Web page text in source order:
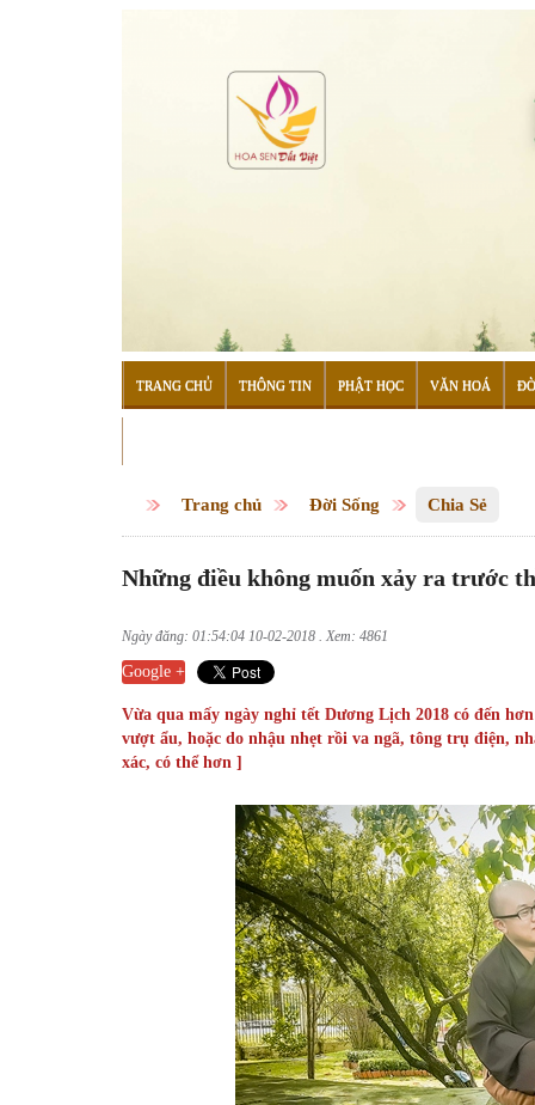
TRANG CHỦ THÔNG TIN PHẬT HỌC VĂN HOÁ
Trang chủ Đời Sống Chia Sẻ
Những điều không muốn xảy ra trước
Ngày đăng: 01:54:04 10-02-2018 . Xem: 4861
Google +
Vừa qua mấy ngày nghỉ tết Dương Lịch 2018 có đến
vượt ẩu, hoặc do nhậu nhẹt rồi va ngã, tông trụ điện,
xác, có thể hơn ]